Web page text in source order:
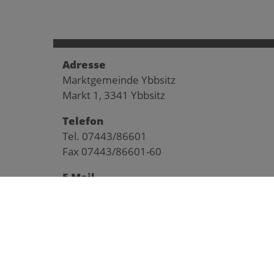
Adresse
Marktgemeinde Ybbsitz
Markt 1, 3341 Ybbsitz
Telefon
Tel. 07443/86601
Fax 07443/86601-60
E-Mail